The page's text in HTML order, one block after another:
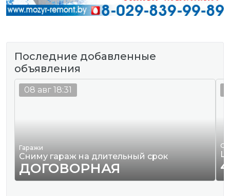
Последние добавленные
объявления
Гаражи
Сниму гараж на длительный срок
ДОГОВОРНАЯ
08 авг 18:31